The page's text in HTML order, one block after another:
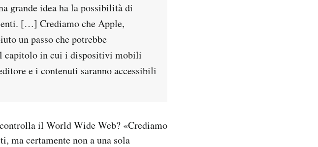
grande idea ha la possibilità di
[…] Crediamo che Apple,
un passo che potrebbe
capitolo in cui i dispositivi mobili
e i contenuti saranno accessibili
il World Wide Web? «Crediamo
ma certamente non a una sola